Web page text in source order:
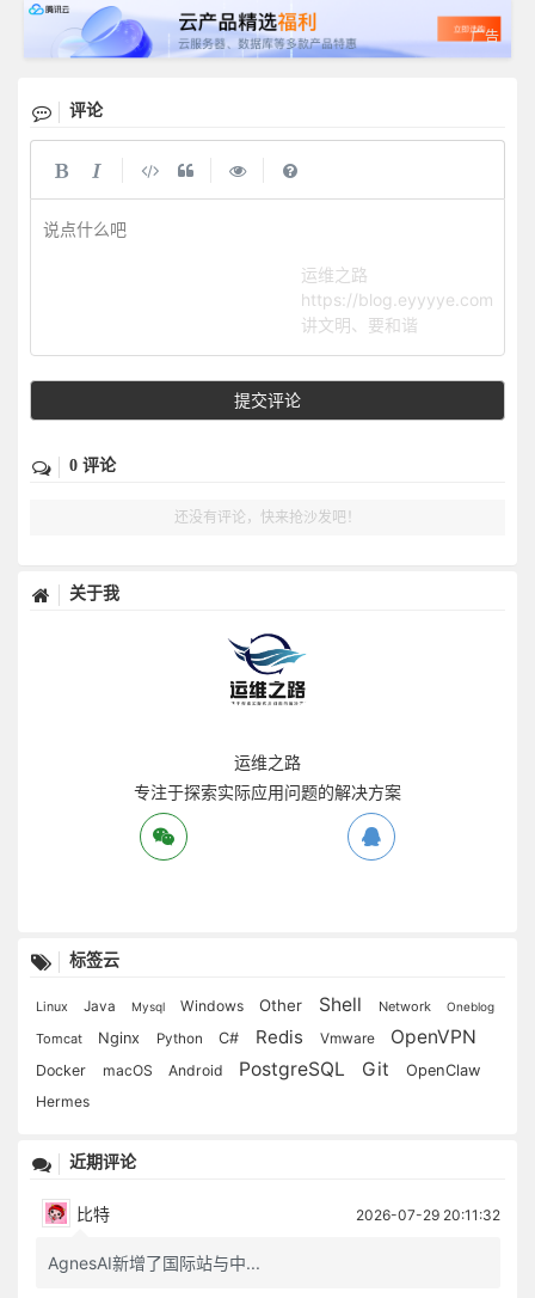
评论
说点什么吧
运维之路
https://blog.eyyyye.com
讲文明、要和谐
提交评论
0 评论
还没有评论，快来抢沙发吧！
关于我
运维之路
专注于探索实际应用问题的解决方案
标签云
Linux Java Mysql Windows Other Shell Network Oneblog
Tomcat Nginx Python C# Redis Vmware OpenVPN
Docker macOS Android PostgreSQL Git
OpenClaw
Hermes
近期评论
比特 2026-07-29 20:11:32
AgnesAI新增了国际站与中...